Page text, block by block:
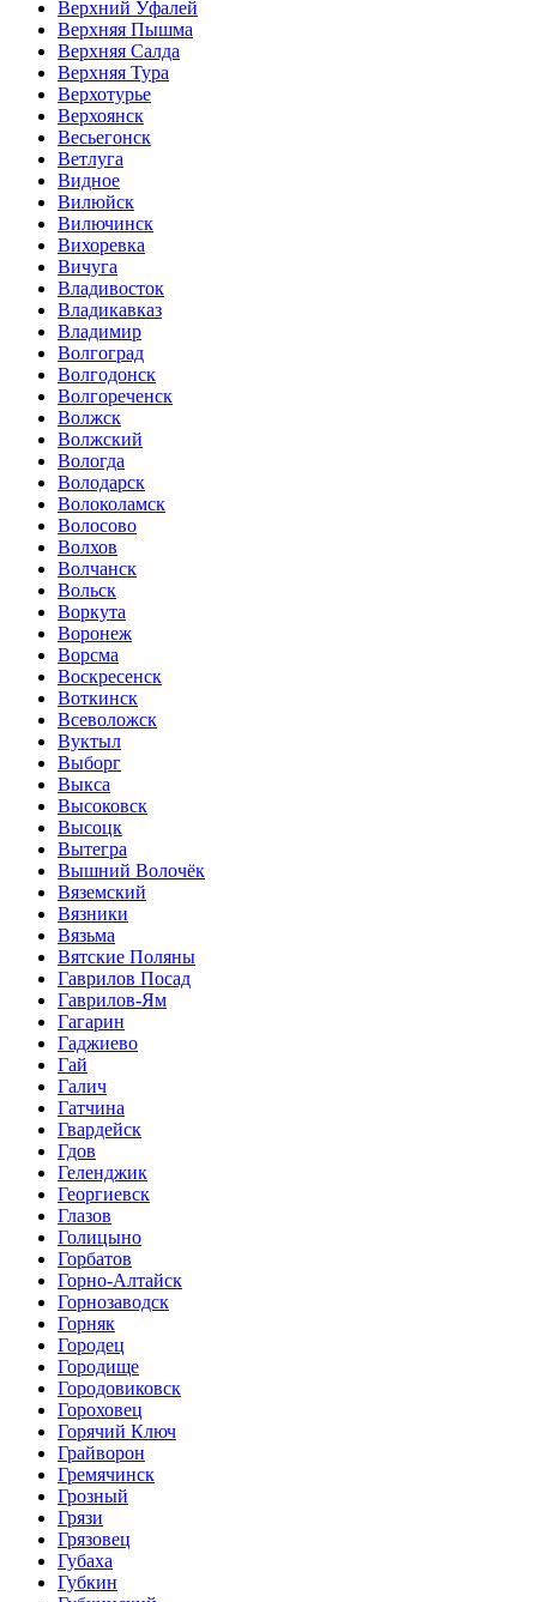
Верхний Уфалей
Верхняя Пышма
Верхняя Салда
Верхняя Тура
Верхотурье
Верхоянск
Весьегонск
Ветлуга
Видное
Вилюйск
Вилючинск
Вихоревка
Вичуга
Владивосток
Владикавказ
Владимир
Волгоград
Волгодонск
Волгореченск
Волжск
Волжский
Вологда
Володарск
Волоколамск
Волосово
Волхов
Волчанск
Вольск
Воркута
Воронеж
Ворсма
Воскресенск
Воткинск
Всеволожск
Вуктыл
Выборг
Выкса
Высоковск
Высоцк
Вытегра
Вышний Волочёк
Вяземский
Вязники
Вязьма
Вятские Поляны
Гаврилов Посад
Гаврилов-Ям
Гагарин
Гаджиево
Гай
Галич
Гатчина
Гвардейск
Гдов
Геленджик
Георгиевск
Глазов
Голицыно
Горбатов
Горно-Алтайск
Горнозаводск
Горняк
Городец
Городище
Городовиковск
Гороховец
Горячий Ключ
Грайворон
Гремячинск
Грозный
Грязи
Грязовец
Губаха
Губкин